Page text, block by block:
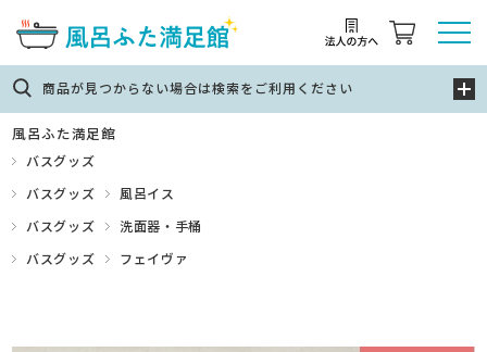
商品が見つからない場合は検索をご利用ください
風呂ふた満足館
バスグッズ
バスグッズ
風呂イス
バスグッズ
洗面器・手桶
バスグッズ
フェイヴァ